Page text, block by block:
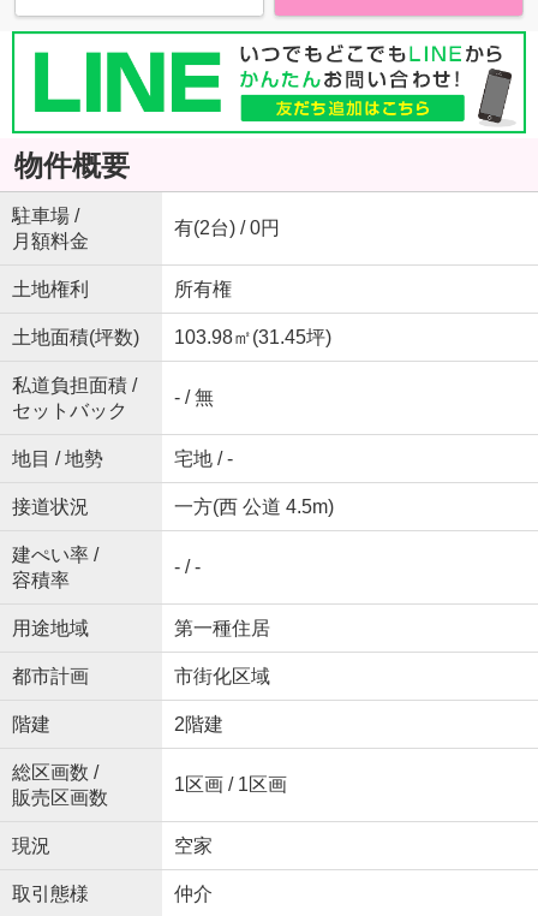
物件概要
駐車場 /
月額料金
有(2台) / 0円
土地権利 所有権
土地面積(坪数) 103.98㎡(31.45坪)
私道負担面積 /
セットバック
- / 無
地目 / 地勢 宅地 / -
接道状況 一方(西 公道 4.5m)
建ぺい率 /
容積率
- / -
用途地域 第一種住居
都市計画 市街化区域
階建 2階建
総区画数 /
販売区画数
1区画 / 1区画
現況 空家
取引態様 仲介